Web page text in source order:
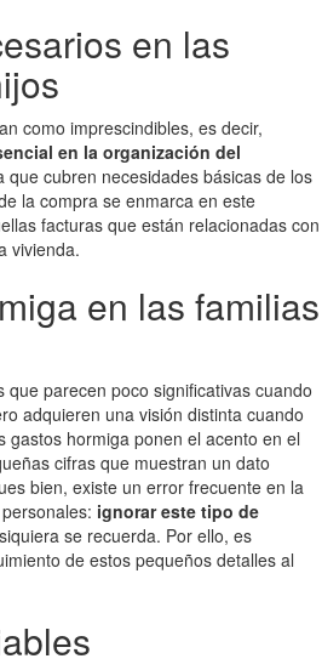
en las
como imprescindibles, es decir,
en la organización del
que cubren necesidades básicas de los
la compra se enmarca en este
facturas que están relacionadas con
vivienda.
en las familias
que parecen poco significativas cuando
adquieren una visión distinta cuando
gastos hormiga ponen el acento en el
cifras que muestran un dato
bien, existe un error frecuente en la
ignorar este tipo de
se recuerda. Por ello, es
de estos pequeños detalles al